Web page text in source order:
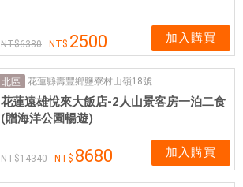
6380 2500 加入購買
北區 花蓮縣壽豐鄉鹽寮村山嶺18號
花蓮遠雄悅來大飯店-2人山景客房一泊二食
(贈海洋公園暢遊)
14340 8680 加入購買